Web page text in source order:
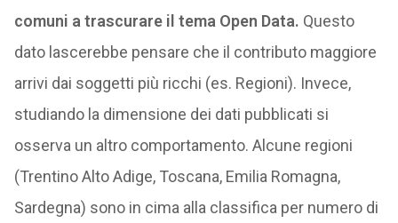
comuni a trascurare il tema Open Data. Questo
dato lascerebbe pensare che il contributo maggiore
arrivi dai soggetti più ricchi (es. Regioni). Invece,
studiando la dimensione dei dati pubblicati si
osserva un altro comportamento. Alcune regioni
(Trentino Alto Adige, Toscana, Emilia Romagna,
Sardegna) sono in cima alla classifica per numero di